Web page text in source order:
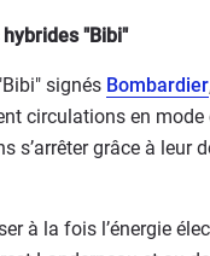
"Bibi"
signés Bombardier
circulations en mode
s’arrêter grâce à leur
à la fois l’énergie